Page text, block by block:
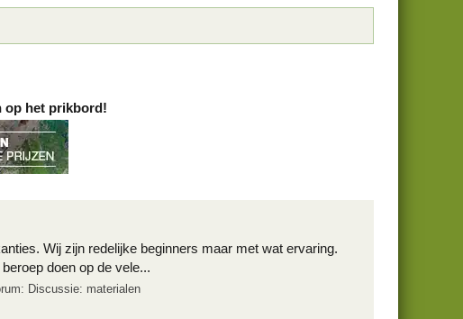
op het prikbord!
Wij zijn redelijke beginners maar met wat ervaring.
doen op de vele...
Discussie: materialen